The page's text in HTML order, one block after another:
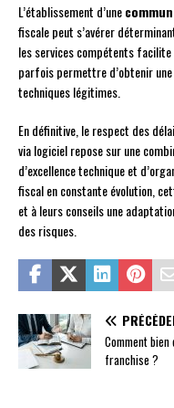
L’établissement d’une
fiscale peut s’avérer
les services compétents
parfois permettre d’obtenir
techniques légitimes.
En définitive, le respect des
via logiciel repose sur une
d’excellence technique et
fiscal en constante évolution,
et à leurs conseils une
des risques.
Comment
franchise ?